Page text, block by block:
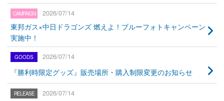
2026/07/14
東邦ガス×中日ドラゴンズ 燃えよ！ブルーフォトキャンペーン
実施中！
2026/07/14
『勝利時限定グッズ』販売場所・購入制限変更のお知らせ
2026/07/14